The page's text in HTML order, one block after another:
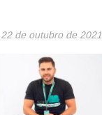
22 de outubro de 2021